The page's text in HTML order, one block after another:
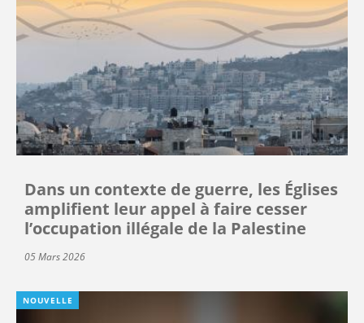
Dans un contexte de guerre, les Églises
amplifient leur appel à faire cesser
l’occupation illégale de la Palestine
05 Mars 2026
NOUVELLE